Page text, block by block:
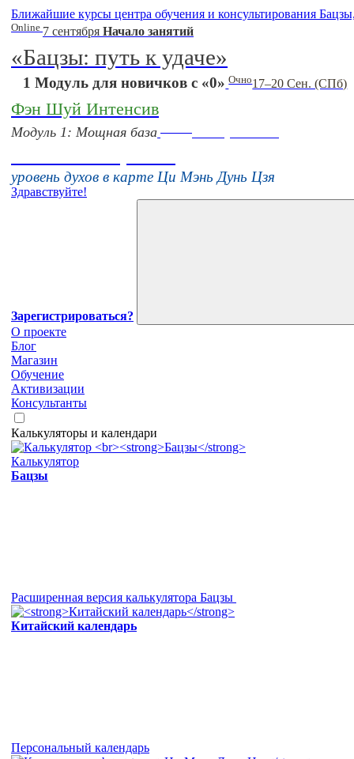
Ближайшие курсы центра обучения и консультирования
Online 7 сентября Начало занятий
«Бацзы: путь к удаче»
1 Модуль для новичков с «0» Очно17–20 Сен. (СПб)
Фэн Шуй Интенсив
Модуль 1: Мощная база
уровень духов в карте Ци Мэнь Дунь Цзя
Здравствуйте!
Зарегистрироваться?
О проекте
Блог
Магазин
Обучение
Активизации
Консультанты
Калькуляторы и календари
Калькулятор
Бацзы
Расширенная версия калькулятора Бацзы
Китайский календарь
Персональный календарь